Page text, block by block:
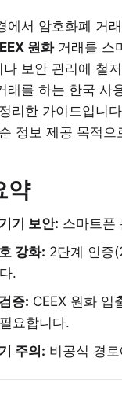
에서 암호화폐 거
원화거래를 스
나 보안 관리에 철
래를 하는 한국 사
리한 가이드입니
정보 제공 목적으
약
기 보안: 스마트폰
강화: 2단계 인증
.
증: CEEX 원화 입
요합니다.
주의: 비공식 경